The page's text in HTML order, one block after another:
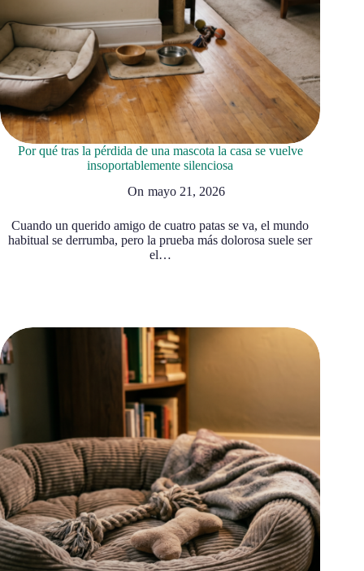
Por qué tras la pérdida de una mascota la casa se vuelve
insoportablemente silenciosa
On mayo 21, 2026
Cuando un querido amigo de cuatro patas se va, el mundo
habitual se derrumba, pero la prueba más dolorosa suele ser
el…